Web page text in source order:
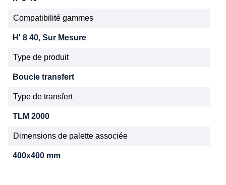
Compatibilité gammes
H' 8 40, Sur Mesure
Type de produit
Boucle transfert
Type de transfert
TLM 2000
Dimensions de palette associée
400x400 mm